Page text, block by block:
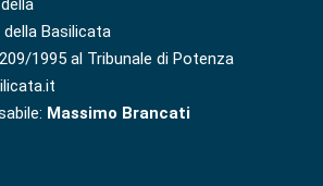
della Basilicata
1995 al Tribunale di Potenza
Massimo Brancati